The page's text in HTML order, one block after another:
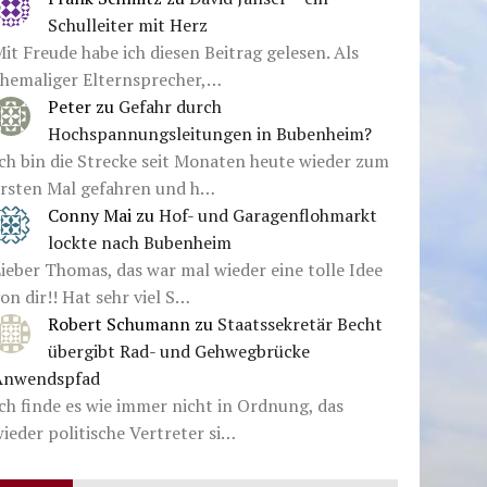
Schulleiter mit Herz
Freude habe ich diesen Beitrag gelesen. Als
Elternsprecher,…
Peter zu Gefahr durch
Hochspannungsleitungen in Bubenheim?
bin die Strecke seit Monaten heute wieder zum
Mal gefahren und h…
Conny Mai zuHof- und Garagenflohmarkt
lockte nach Bubenheim
Thomas, das war mal wieder eine tolle Idee
dir!! Hat sehr viel S…
Robert Schumann zu Staatssekretär Becht
übergibt Rad- und Gehwegbrücke
finde es wie immer nicht in Ordnung, das
politische Vertreter si…